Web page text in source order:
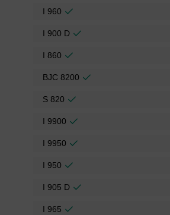
I 960
I 900 D
I 860
BJC 8200
S 820
I 9900
I 9950
I 950
I 905 D
I 965